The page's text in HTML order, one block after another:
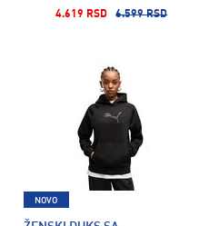
HOODIE TR
4.619 RSD 6.599 RSD
NOVO